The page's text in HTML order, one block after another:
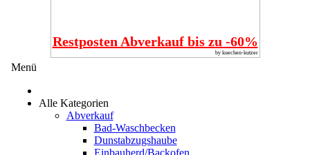
Restposten Abverkauf bis zu -60%
by kuechen-kutzer
Menü
Alle Kategorien
Abverkauf
Bad-Waschbecken
Dunstabzugshaube
Einbauherd/Backofen